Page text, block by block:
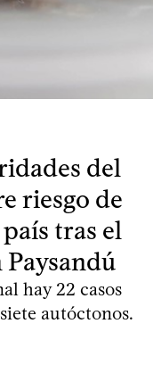
del
riesgo de
tras el
hay 22 casos
autóctonos.